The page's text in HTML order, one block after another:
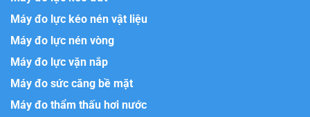
Máy đo lực kéo nén vật liệu
Máy đo lực nén vòng
Máy đo lực vặn nắp
Máy đo sức căng bề mặt
Máy đo thẩm thấu hơi nước